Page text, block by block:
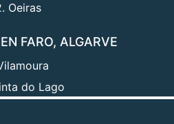
Oeiras
FARO, ALGARVE
do Lago